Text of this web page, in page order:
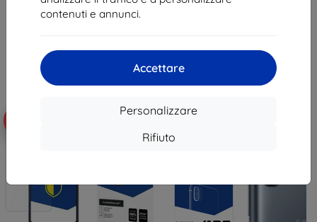
contenuti e annunci.
Accettare
Personalizzare
Rifiuto